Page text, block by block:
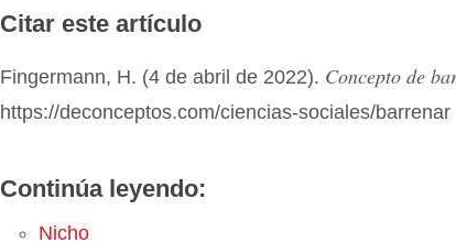
Citar este artículo
Fingermann, H. (4 de abril de 2022). Concepto de
https://deconceptos.com/ciencias-sociales/barrenar
Continúa leyendo:
Nicho